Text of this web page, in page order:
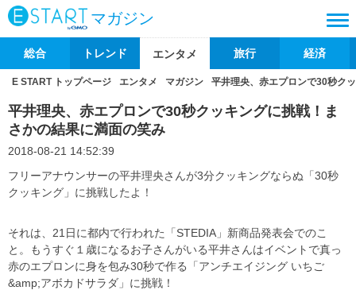
マガジン
総合 トレンド エンタメ 旅行 経済
E START トップページ エンタメ マガジン 平井理央、赤エプロンで30秒ク
平井理央、赤エプロンで30秒クッキングに挑戦！ま
さかの結果に満面の笑み
2018-08-21 14:52:39
フリーアナウンサーの平井理央さんが3分クッキングならぬ「30秒
クッキング」に挑戦したよ！
それは、21日に都内で行われた「STEDIA」新商品発表会でのこ
と。もうすぐ１歳になるお子さんがいる平井さんはイベントで真っ
赤のエプロンに身を包み30秒で作る「アンチエイジング いちご
&amp;アボカドサラダ」に挑戦！